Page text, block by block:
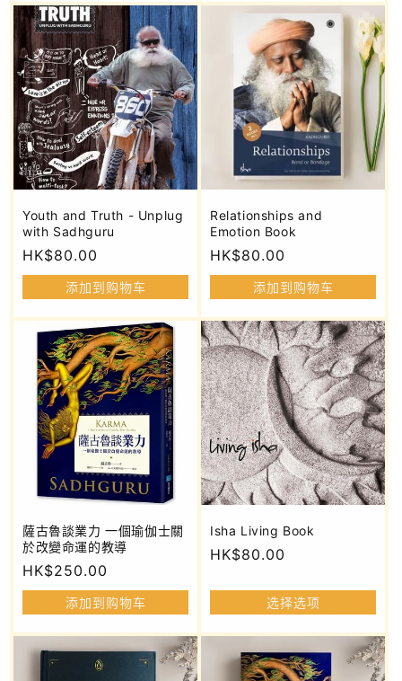
格
Youth and Truth - Unplug
with Sadhguru
常
规
价
格
HK$80.00
添加到购物车
Relationships and
Emotion Book
常
规
价
格
HK$80.00
添加到购物车
薩古魯談業力 一個瑜伽士關
於改變命運的教導
常
规
价
格
HK$250.00
添加到购物车
Isha Living Book
常
格
HK$80.00
选择选项